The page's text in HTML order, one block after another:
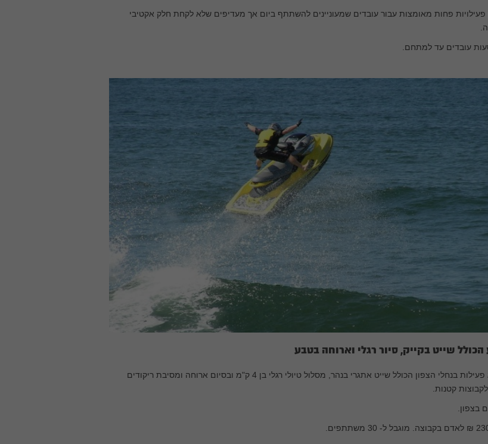
פעילויות פחות מאומצות עבור עובדים שמעוניינים להשתתף ביום אך מעדיפים שלא לקחת חלק אקטיבי
עובדים עד למתחם.
שייט בקייק, סיור רגלי וארוחה בטבע
: יום מלא פעילות בנחלי הצפון הכולל שייט אתגרי בנהר, מסלול טיולי רגלי בן 4 ק"מ ובסיום ארוחה ומסיבת ריקודים
קטנות.
בצפון.